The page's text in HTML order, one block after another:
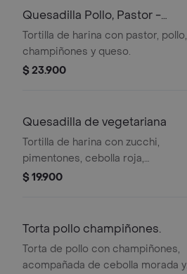
Quesadilla Pollo, Pastor -
Champiñones
Tortilla de harina con pastor, pollo,
champiñones y queso.
$ 23.900
Quesadilla de vegetariana
Tortilla de harina con zucchi,
pimentones, cebolla roja,
champiñones, espinaca y queso.
$ 19.900
Torta pollo champiñones.
Torta de pollo con champiñones,
acompañada de cebolla morada y